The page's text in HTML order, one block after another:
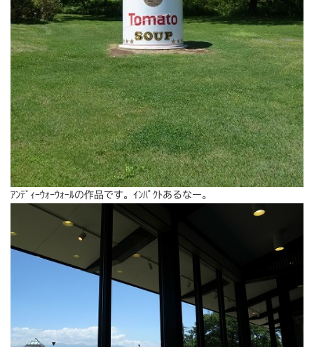
ｱﾝﾃﾞｨｰｳｫｰｳｫｰﾙの作品です。ｲﾝﾊﾟｸﾄあるなー。